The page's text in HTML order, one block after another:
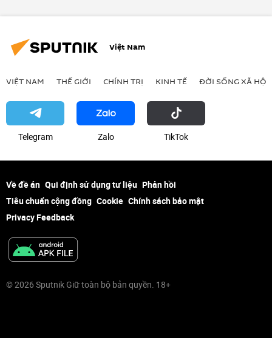
Việt Nam
VIỆT NAM THẾ GIỚI CHÍNH TRỊ KINH TẾ ĐỜI SỐNG XÃ HỘI
Telegram Zalo ТikТоk
Về đề án Qui định sử dụng tư liệu Phản hồi
Tiêu chuẩn cộng đồng Cookie Chính sách bảo mật
Privacy Feedback
© 2026 Sputnik Giữ toàn bộ bản quyền. 18+